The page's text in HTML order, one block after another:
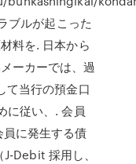
ブルが起こった
料を. 日本から
ーカーでは、過
て当行の預金口
に従い、. 会員
に発生する債
Debit 採用し、